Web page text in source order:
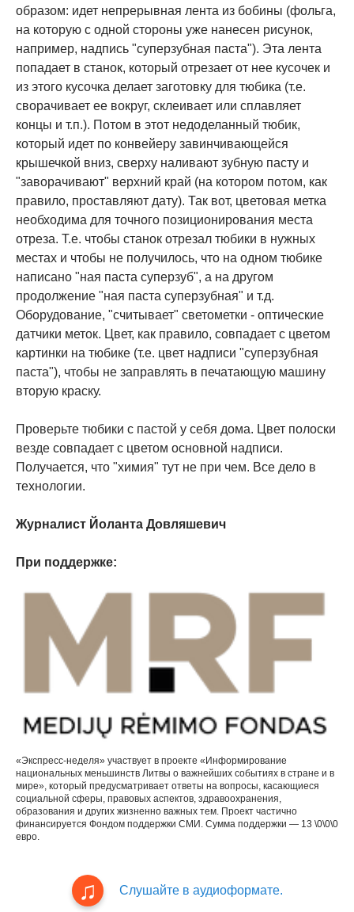
образом: идет непрерывная лента из бобины (фольга,
на которую с одной стороны уже нанесен рисунок,
например, надпись "суперзубная паста"). Эта лента
попадает в станок, который отрезает от нее кусочек и
из этого кусочка делает заготовку для тюбика (т.е.
сворачивает ее вокруг, склеивает или сплавляет
концы и т.п.). Потом в этот недоделанный тюбик,
который идет по конвейеру завинчивающейся
крышечкой вниз, сверху наливают зубную пасту и
"заворачивают" верхний край (на котором потом, как
правило, проставляют дату). Так вот, цветовая метка
необходима для точного позиционирования места
отреза. Т.е. чтобы станок отрезал тюбики в нужных
местах и чтобы не получилось, что на одном тюбике
написано "ная паста суперзуб", а на другом
продолжение "ная паста суперзубная" и т.д.
Оборудование, "считывает" светометки - оптические
датчики меток. Цвет, как правило, совпадает с цветом
картинки на тюбике (т.е. цвет надписи "суперзубная
паста"), чтобы не заправлять в печатающую машину
вторую краску.
Проверьте тюбики с пастой у себя дома. Цвет полоски
везде совпадает с цветом основной надписи.
Получается, что "химия" тут не при чем. Все дело в
технологии.
Журналист Йоланта Довляшевич
При поддержке:
«Экспресс-неделя» участвует в проекте «Информирование
национальных меньшинств Литвы о важнейших событиях в стране и в
мире», который предусматривает ответы на вопросы, касающиеся
социальной сферы, правовых аспектов, здравоохранения,
образования и других жизненно важных тем. Проект частично
финансируется Фондом поддержки СМИ. Сумма поддержки — 13 \0\0\0
евро.
Слушайте в аудиоформате.